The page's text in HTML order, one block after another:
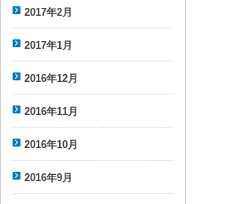
2017年2月
2017年1月
2016年12月
2016年11月
2016年10月
2016年9月